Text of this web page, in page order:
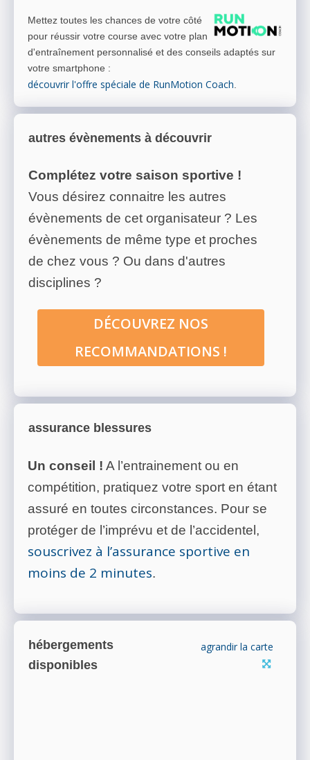
Mettez toutes les chances de votre côté
pour réussir votre course avec votre plan
d'entraînement personnalisé et des conseils adaptés sur
votre smartphone :
découvrir l'offre spéciale de RunMotion Coach.
autres évènements à découvrir
Complétez votre saison sportive !
Vous désirez connaitre les autres
évènements de cet organisateur ? Les
évènements de même type et proches
de chez vous ? Ou dans d'autres
disciplines ?
DÉCOUVREZ NOS
RECOMMANDATIONS !
assurance blessures
Un conseil ! A l’entrainement ou en
compétition, pratiquez votre sport en étant
assuré en toutes circonstances. Pour se
protéger de l’imprévu et de l’accidentel,
souscrivez à l’assurance sportive en
moins de 2 minutes.
hébergements
disponibles
agrandir la carte